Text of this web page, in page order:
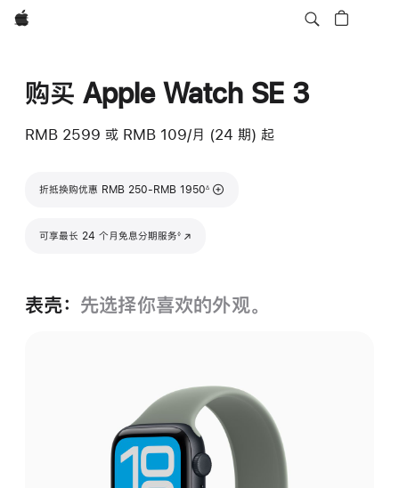
Apple
购买 Apple Watch SE 3
RMB 2599 或 RMB 109/月 (24 期) 起
折抵换购优惠 RMB 250-RMB 1950
脚注
∆
可享最长 24 个月免息分期服务◊
(在新窗口中打开)
表壳： 先选择你喜欢的外观。